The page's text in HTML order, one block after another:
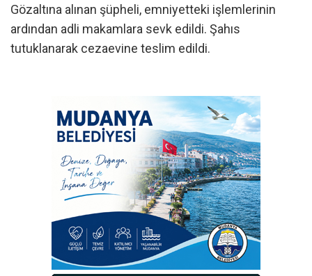
Gözaltına alınan şüpheli, emniyetteki işlemlerinin
ardından adli makamlara sevk edildi. Şahıs
tutuklanarak cezaevine teslim edildi.